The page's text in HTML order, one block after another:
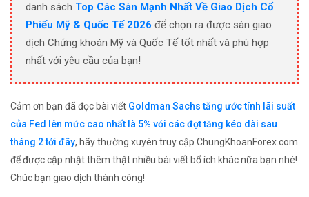
danh sách Top Các Sàn Mạnh Nhất Về Giao Dịch Cổ
Phiếu Mỹ & Quốc Tế 2026 để chọn ra được sàn giao
dịch Chứng khoán Mỹ và Quốc Tế tốt nhất và phù hợp
nhất với yêu cầu của bạn!
Cảm ơn bạn đã đọc bài viết Goldman Sachs tăng ước tính lãi suất
của Fed lên mức cao nhất là 5% với các đợt tăng kéo dài sau
tháng 2 tới đây, hãy thường xuyên truy cập ChungKhoanForex.com
để được cập nhật thêm thật nhiều bài viết bổ ích khác nữa bạn nhé!
Chúc bạn giao dịch thành công!